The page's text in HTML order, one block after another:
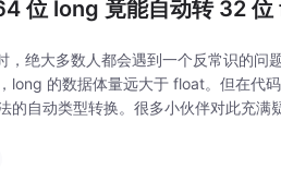
位 long 竟能自动转 32
，绝大多数人都会遇到一个反常识的
long 的数据体量远大于 float。但在代
的自动类型转换。很多小伙伴对此充